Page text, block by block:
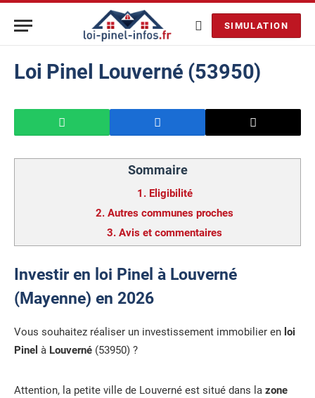
SIMULATION
Loi Pinel Louverné (53950)
Sommaire
1. Eligibilité
2. Autres communes proches
3. Avis et commentaires
Investir en loi Pinel à Louverné
(Mayenne) en 2026
Vous souhaitez réaliser un investissement immobilier en loi
Pinel à Louverné (53950) ?
Attention, la petite ville de Louverné est situé dans la zone